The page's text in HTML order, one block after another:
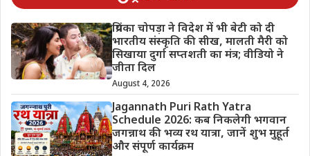
प्रियंका चोपड़ा ने विदेश में भी बेटी को दी
भारतीय संस्कृति की सीख, मालती मैरी को
सिखाया दुर्गा सप्तशती का मंत्र; वीडियो ने
जीता दिल
August 4, 2026
Jagannath Puri Rath Yatra
Schedule 2026: कब निकलेगी भगवान
जगन्नाथ की भव्य रथ यात्रा, जानें शुभ मुहूर्त
और संपूर्ण कार्यक्रम